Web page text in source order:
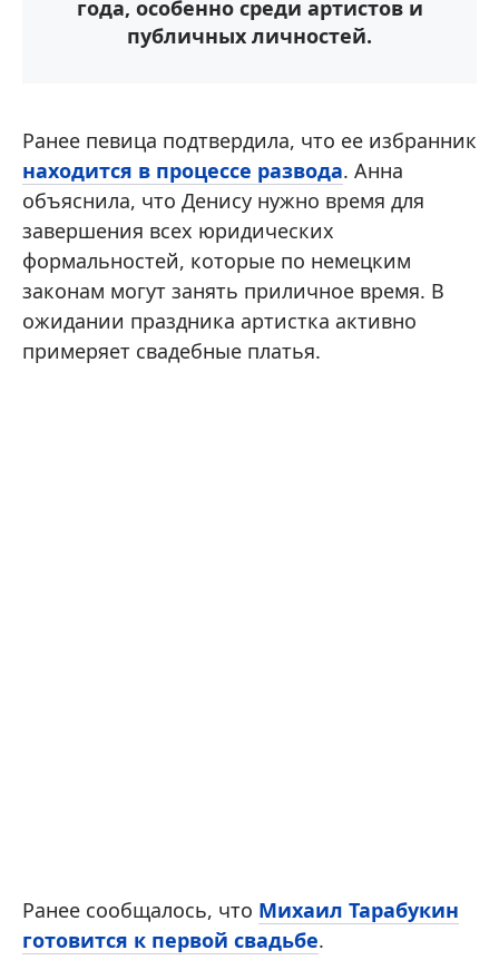
года, особенно среди артистов и
публичных личностей.
Ранее певица подтвердила, что ее избранник
находится в процессе развода. Анна
объяснила, что Денису нужно время для
завершения всех юридических
формальностей, которые по немецким
законам могут занять приличное время. В
ожидании праздника артистка активно
примеряет свадебные платья.
Ранее сообщалось, что Михаил Тарабукин
готовится к первой свадьбе.